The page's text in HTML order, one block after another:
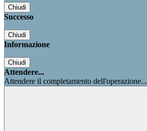
Chiudi
Successo
Chiudi
Informazione
Chiudi
Attendere...
Attendere il completamento dell'operazione...